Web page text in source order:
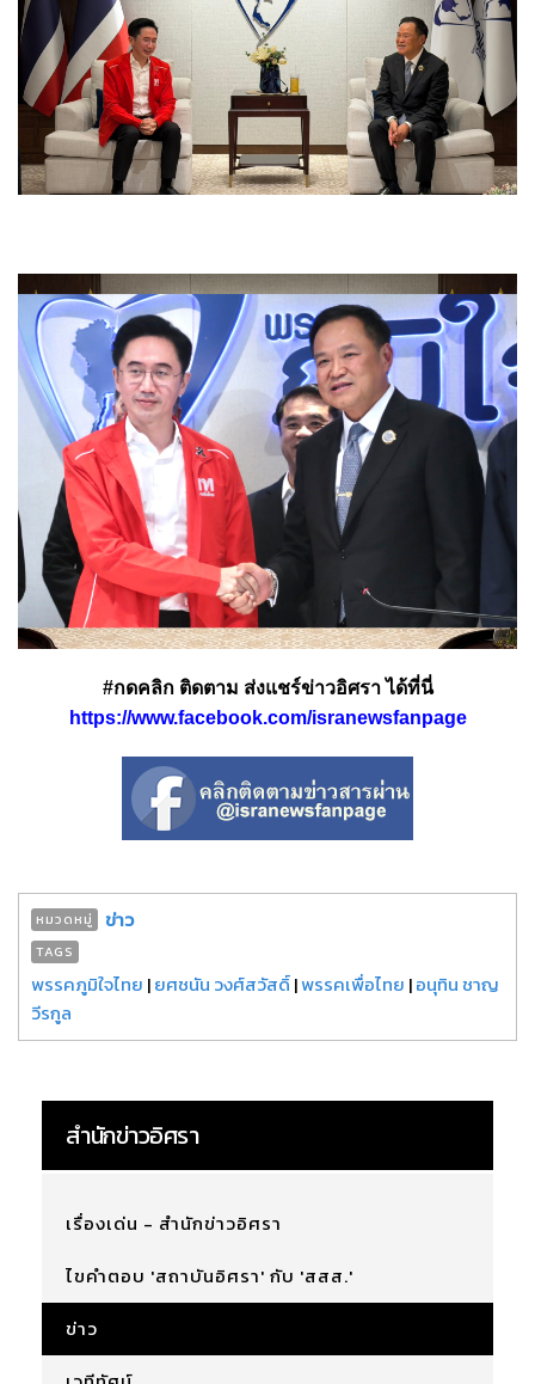
#กดคลิก ติดตาม ส่งแชร์ข่าวอิศรา ได้ที่นี่
https://www.facebook.com/isranewsfanpage
หมวดหมู่ ข่าว
TAGS
พรรคภูมิใจไทย |ยศชนัน วงศ์สวัสดิ์|พรรคเพื่อไทย |อนุทิน ชาญ
วีรกูล
สำนักข่าวอิศรา
เรื่องเด่น - สำนักข่าวอิศรา
ไขคำตอบ 'สถาบันอิศรา' กับ 'สสส.'
ข่าว